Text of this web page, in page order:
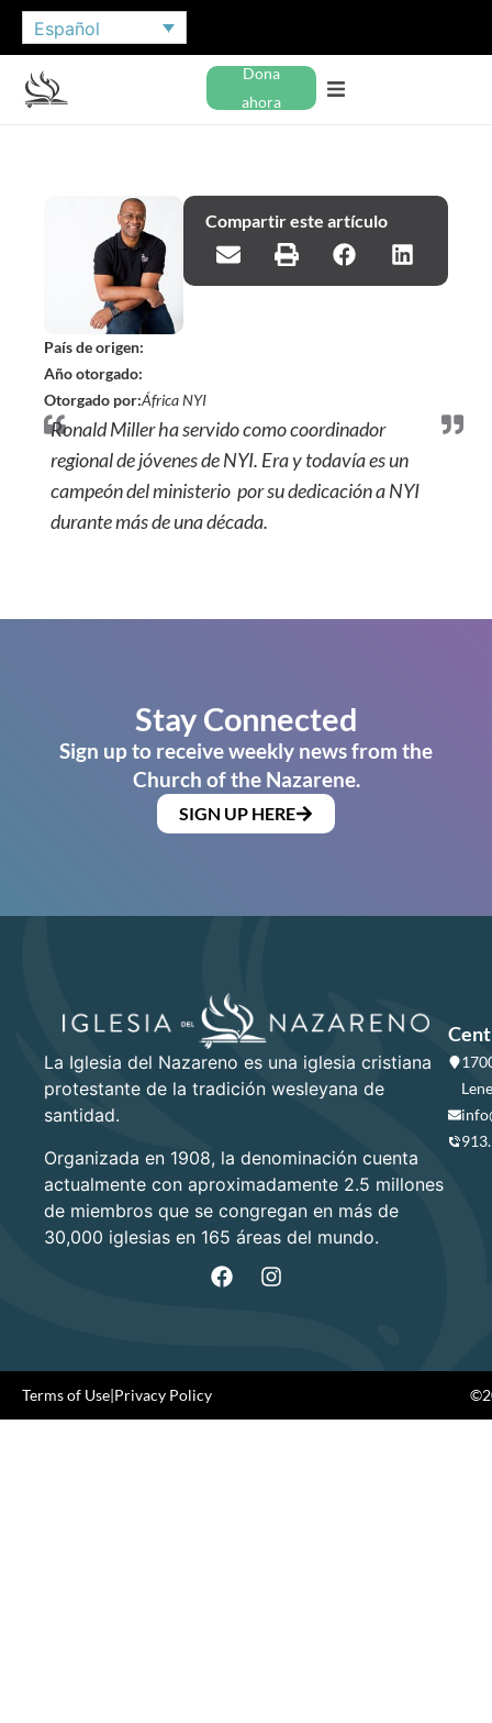
Español
Dona
ahora
Compartir este artículo
País de origen:
Año otorgado:
Otorgado por:África NYI
Ronald Miller ha servido como coordinador
regional de jóvenes de NYI. Era y todavía es un
campeón del ministerio por su dedicación a NYI
durante más de una década.
Stay Connected
Sign up to receive weekly news from the
Church of the Nazarene.
SIGN UP HERE
La Iglesia del Nazareno es una iglesia cristiana
protestante de la tradición wesleyana de
santidad.
Organizada en 1908, la denominación cuenta
actualmente con aproximadamente 2.5 millones
de miembros que se congregan en más de
30,000 iglesias en 165 áreas del mundo.
Terms of Use|Privacy Policy